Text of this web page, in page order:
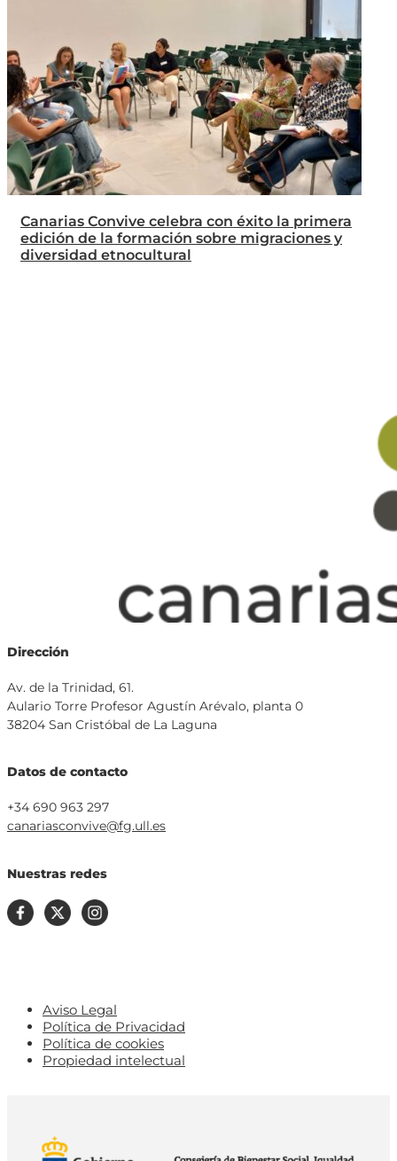
Canarias Convive celebra con éxito la primera
edición de la formación sobre migraciones y
diversidad etnocultural
Dirección
Av. de la Trinidad, 61.
Aulario Torre Profesor Agustín Arévalo, planta 0
38204 San Cristóbal de La Laguna
Datos de contacto
+34 690 963 297
canariasconvive@fg.ull.es
Nuestras redes
Aviso Legal
Política de Privacidad
Política de cookies
Propiedad intelectual